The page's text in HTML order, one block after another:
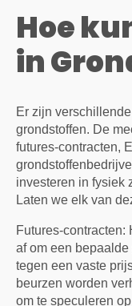
Hoe
in
Er zijn
grondstoffen. De
futures-contracten,
investeren in fysiek
Laten we elk van
Futures-
af om een
tegen een vaste
beurzen worden
om te speculeren